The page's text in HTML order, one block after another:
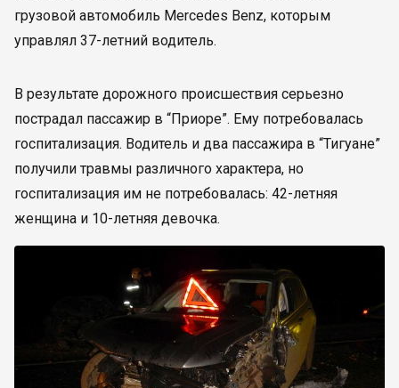
грузовой автомобиль Mercedes Benz, которым
управлял 37-летний водитель.
В результате дорожного происшествия серьезно
пострадал пассажир в “Приоре”. Ему потребовалась
госпитализация. Водитель и два пассажира в “Тигуане”
получили травмы различного характера, но
госпитализация им не потребовалась: 42-летняя
женщина и 10-летняя девочка.